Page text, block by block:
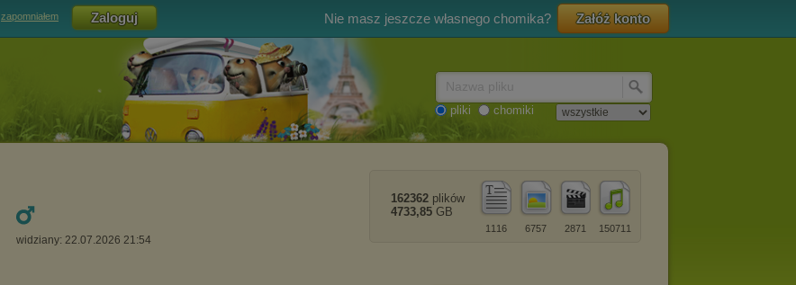
zapomniałem Nie masz jeszcze własnego chomika? Załóż konto
pliki chomiki
widziany: 22.07.2026 21:54
150711
2871
6757
1116
162362 plików
4733,85 GB